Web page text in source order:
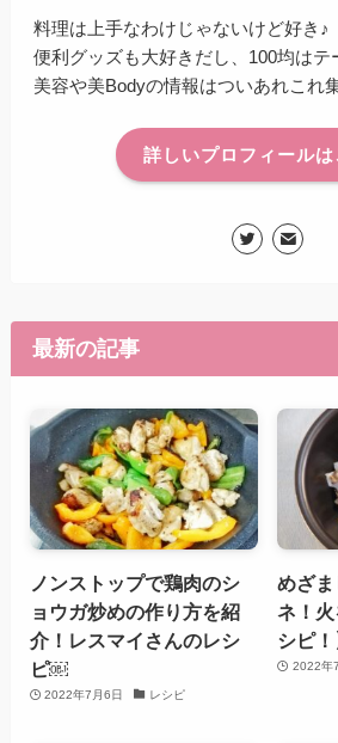
料理は上手なわけじゃないけど好き♪
便利グッズも大好きだし、100均はテ
美容や美Bodyの情報はついあれこれ
詳しいプロフィールは
最新の記事
ノンストップで鶏肉のシ
ョウガ炒めの作り方を紹
介！レスマイさんのレシ
ピ￼
2022年7月6日 レシピ
めざ
ネ！
シピ
2022年